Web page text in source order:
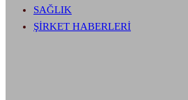
SAĞLIK
ŞİRKET HABERLERİ